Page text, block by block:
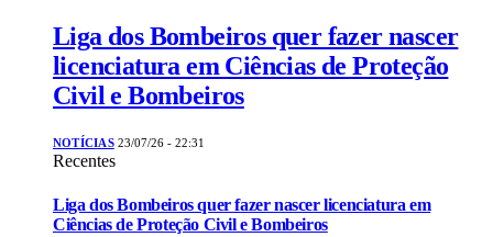
Liga dos Bombeiros quer fazer nascer
licenciatura em Ciências de Proteção
Civil e Bombeiros
NOTÍCIAS 23/07/26 - 22:31
Recentes
Liga dos Bombeiros quer fazer nascer licenciatura em
Ciências de Proteção Civil e Bombeiros